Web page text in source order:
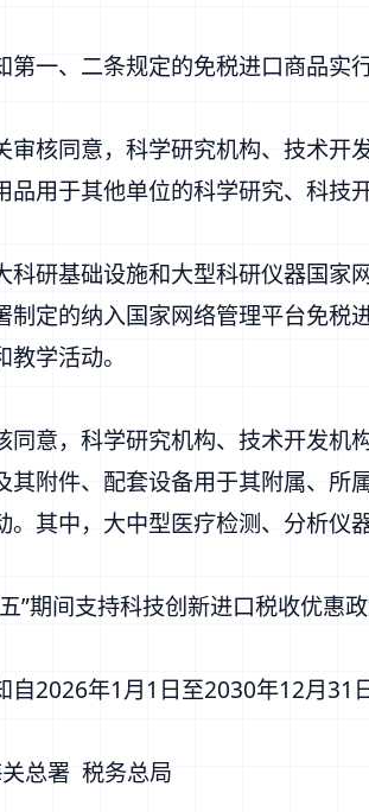
一、二条规定的免税进口商品实
核同意，科学研究机构、技术开
品用于其他单位的科学研究、科技
研基础设施和大型科研仪器国家
制定的纳入国家网络管理平台免
学活动。
意，科学研究机构、技术开发机
其附件、配套设备用于其附属、
。其中，大中型医疗检测、分析仪
期间支持科技创新进口税收优惠政
2026年1月1日至2030年12月31日
署 税务总局